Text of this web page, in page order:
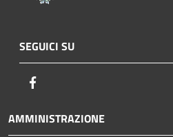
SEGUICI SU
AMMINISTRAZIONE